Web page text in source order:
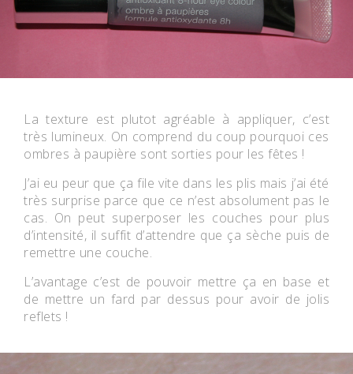
La texture est plutot agréable à appliquer, c’est
très lumineux. On comprend du coup pourquoi ces
ombres à paupière sont sorties pour les fêtes !
J’ai eu peur que ça file vite dans les plis mais j’ai été
très surprise parce que ce n’est absolument pas le
cas. On peut superposer les couches pour plus
d’intensité, il suffit d’attendre que ça sèche puis de
remettre une couche.
L’avantage c’est de pouvoir mettre ça en base et
de mettre un fard par dessus pour avoir de jolis
reflets !